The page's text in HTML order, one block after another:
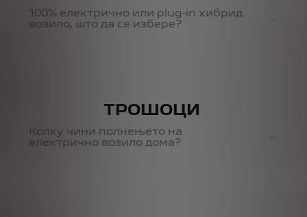
100% електрично или plug-in хибрид
возило, што да се избере?
ТРОШОЦИ
Колку чини полнењето на
електрично возило дома?